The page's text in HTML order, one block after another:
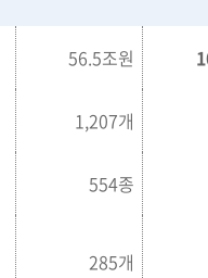
56.5조원
1,207개
554종
285개